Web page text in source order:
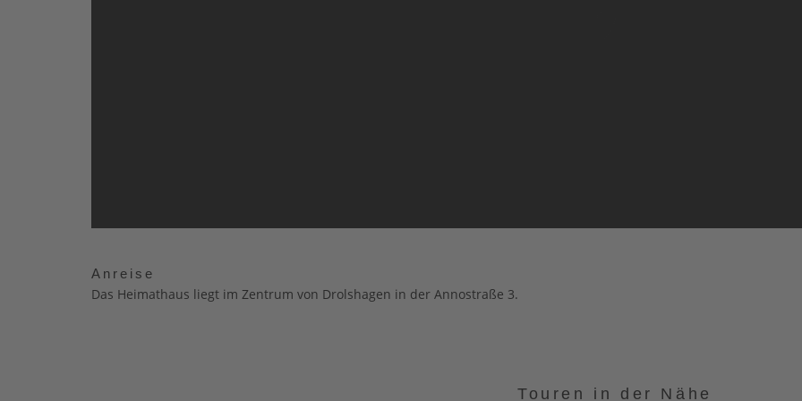
Anreise
Das Heimathaus liegt im Zentrum von Drolshagen in der Annostraße 3.
Touren in der Nähe